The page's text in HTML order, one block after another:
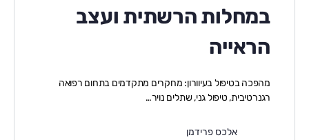
במחלות הרשתית ועצב
הראייה
מהפכה בטיפול בעיוורון: מחקרים מתקדמים בתחום רפואה
רגנרטיבית, טיפול גני, שתלים נויר…
אלכס פרידמן